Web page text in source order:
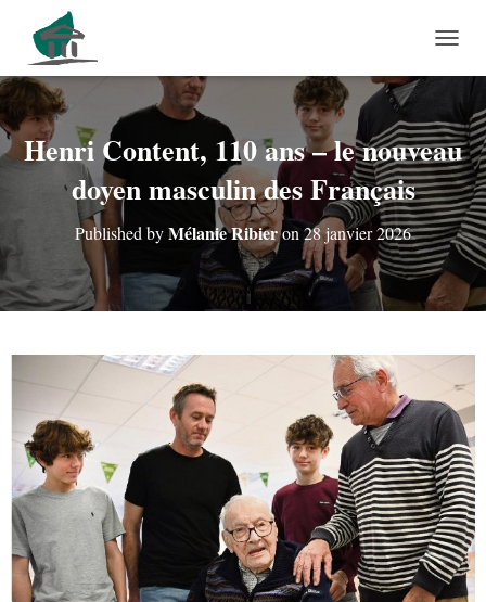
Henri Content, 110 ans – le nouveau
doyen masculin des Français
Published byMélanie Ribieron 28 janvier 2026